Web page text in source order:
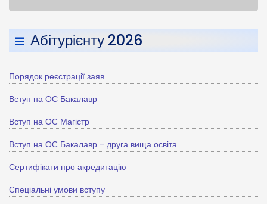
Абітурієнту 2026
Порядок реєстрації заяв
Вступ на ОС Бакалавр
Вступ на ОС Магістр
Вступ на ОС Бакалавр - друга вища освіта
Сертифікати про акредитацію
Спеціальні умови вступу